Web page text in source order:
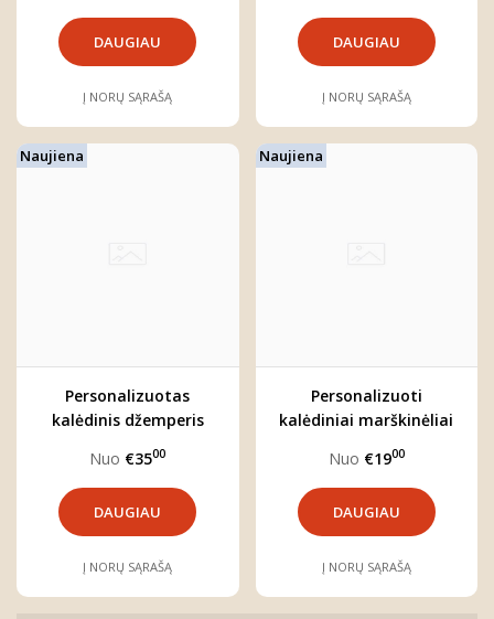
DAUGIAU
Į NORŲ SĄRAŠĄ
DAUGIAU
Į NORŲ SĄRAŠĄ
Naujiena
Personalizuotas
kalėdinis džemperis
Nuo €3500
DAUGIAU
Į NORŲ SĄRAŠĄ
Naujiena
Personalizuoti
kalėdiniai marškinėliai
Nuo €1900
DAUGIAU
Į NORŲ SĄRAŠĄ